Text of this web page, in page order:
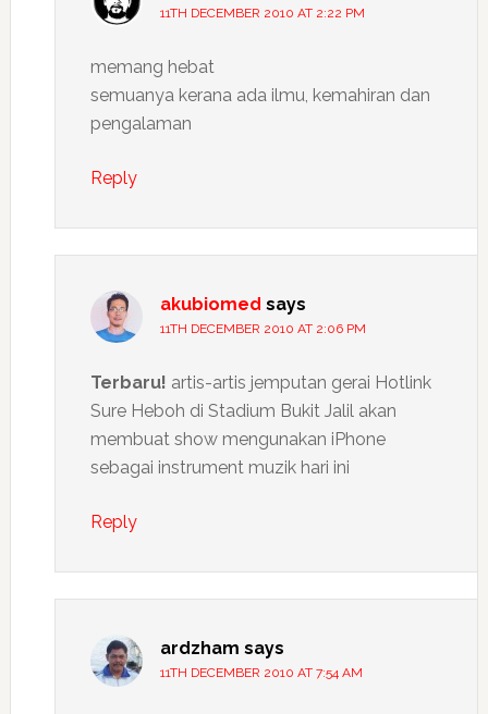
11TH DECEMBER 2010 AT 2:22 PM
memang hebat
semuanya kerana ada ilmu, kemahiran dan
pengalaman
Reply
akubiomed says
11TH DECEMBER 2010 AT 2:06 PM
Terbaru! artis-artis jemputan gerai Hotlink
Sure Heboh di Stadium Bukit Jalil akan
membuat show mengunakan iPhone
sebagai instrument muzik hari ini
Reply
ardzham says
11TH DECEMBER 2010 AT 7:54 AM